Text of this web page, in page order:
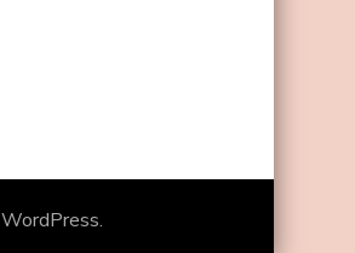
WordPress.